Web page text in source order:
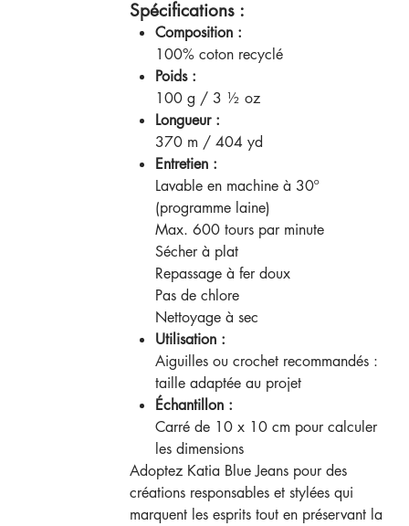
Spécifications :
Composition :
100% coton recyclé
Poids :
100 g / 3 ½ oz
Longueur :
370 m / 404 yd
Entretien :
Lavable en machine à 30º
(programme laine)
Max. 600 tours par minute
Sécher à plat
Repassage à fer doux
Pas de chlore
Nettoyage à sec
Utilisation :
Aiguilles ou crochet recommandés :
taille adaptée au projet
Échantillon :
Carré de 10 x 10 cm pour calculer
les dimensions
Adoptez Katia Blue Jeans pour des
créations responsables et stylées qui
marquent les esprits tout en préservant la